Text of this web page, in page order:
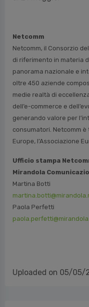
Netcomm
Netcomm, il Consorzio
di riferimento in materia
panorama nazionale e
oltre 450 aziende
medie realtà di
dell’e-commerce e
generando valore per
consumatori. Netcomm
Europe, l’Associazione
Ufficio stampa
Mirandola
Martina Botti
Paola Perfetti
Uploaded on 05/05/